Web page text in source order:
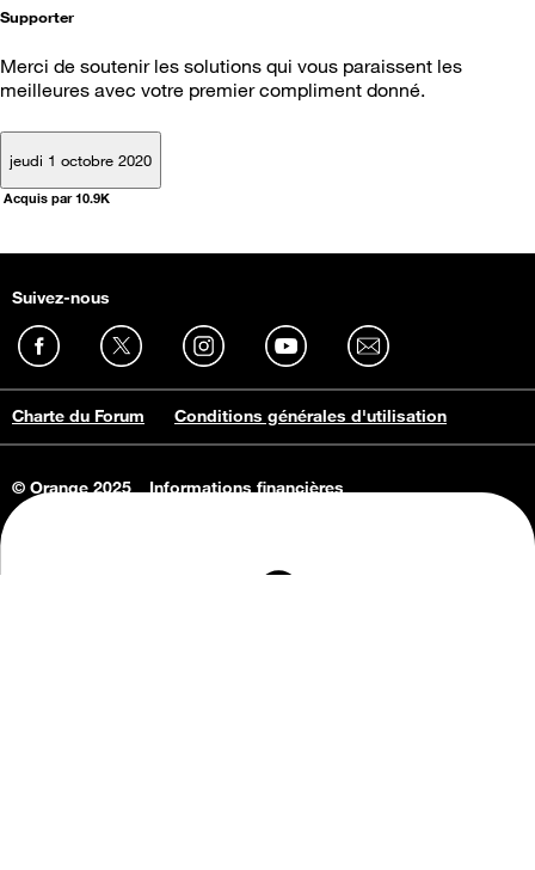
Supporter
Merci de soutenir les solutions qui vous paraissent les
meilleures avec votre premier compliment donné.
jeudi 1 octobre 2020
Acquis par 10.9K
Suivez-nous
Charte du Forum Conditions générales d'utilisation
© Orange 2025
Informations financières